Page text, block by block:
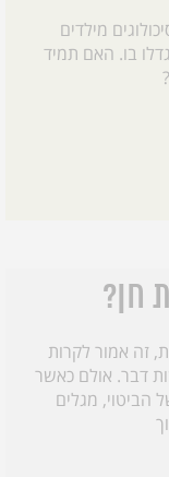
מילדים
בו. האם תמיד
חן?
זה אמור לקרות
דבר. אולם כאשר
הביטוי, מגלים